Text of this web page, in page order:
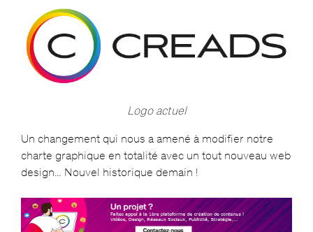
Logo actuel
Un changement qui nous a amené à modifier notre
charte graphique en totalité avec un tout nouveau web
design… Nouvel historique demain !